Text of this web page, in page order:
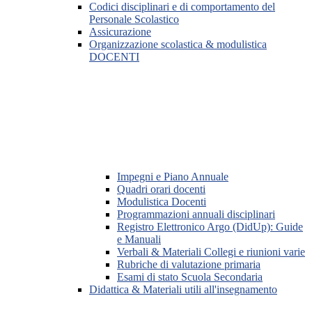
Codici disciplinari e di comportamento del
Personale Scolastico
Assicurazione
Organizzazione scolastica & modulistica
DOCENTI
Impegni e Piano Annuale
Quadri orari docenti
Modulistica Docenti
Programmazioni annuali disciplinari
Registro Elettronico Argo (DidUp): Guide
e Manuali
Verbali & Materiali Collegi e riunioni varie
Rubriche di valutazione primaria
Esami di stato Scuola Secondaria
Didattica & Materiali utili all'insegnamento